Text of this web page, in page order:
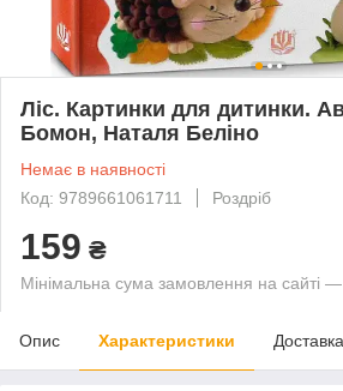
Ліс. Картинки для дитинки.
Бомон, Наталя Беліно
Немає в наявності
Код: 9789661061711
Роздріб
159 ₴
Мінімальна сума замовлення на сайті
Опис Характеристики Доставка